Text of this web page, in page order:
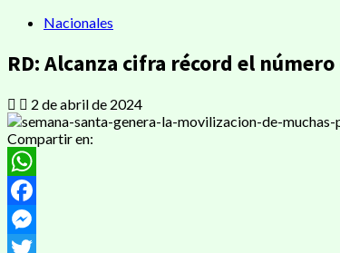
Nacionales
RD: Alcanza cifra récord el
2 de abril de 2024
Compartir en:
WhatsApp
Facebook
Messenger